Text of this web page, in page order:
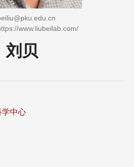
www.liubeilab.com/
刘贝
学中心